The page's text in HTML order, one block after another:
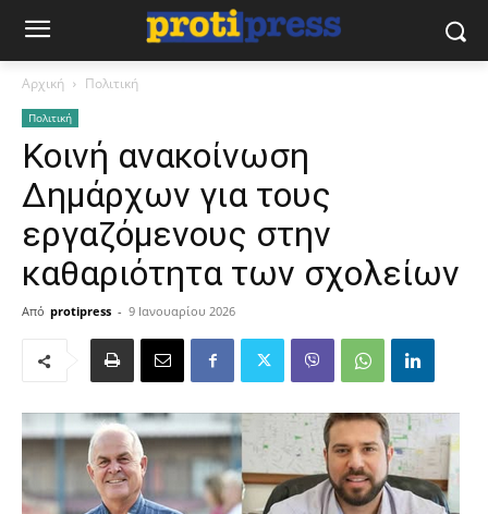
Αρχική Πολιτική
Πολιτική
Κοινή ανακοίνωση
Δημάρχων για τους
εργαζόμενους στην
καθαριότητα των σχολείων
Από protipress - 9 Ιανουαρίου 2026